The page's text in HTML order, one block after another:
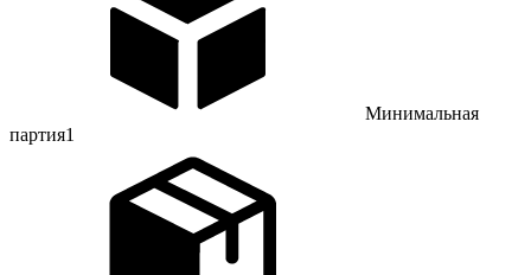
Минимальная
партия1